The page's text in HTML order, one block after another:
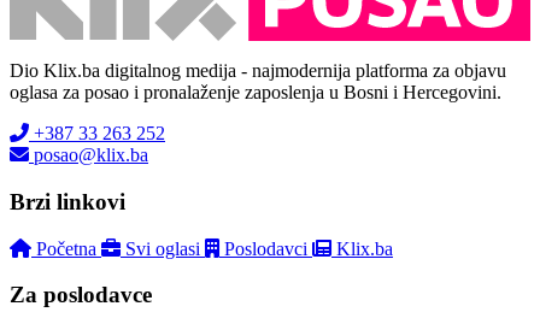
Dio Klix.ba digitalnog medija - najmodernija platforma za objavu
oglasa za posao i pronalaženje zaposlenja u Bosni i Hercegovini.
+387 33 263 252
posao@klix.ba
Brzi linkovi
Početna Svi oglasi Poslodavci Klix.ba
Za poslodavce